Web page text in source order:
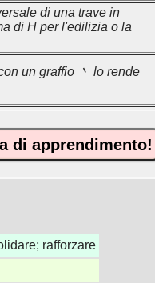
di una trave in
di H per l'edilizia o la
un graffio 丶 lo rende
di apprendimento!
rafforzare